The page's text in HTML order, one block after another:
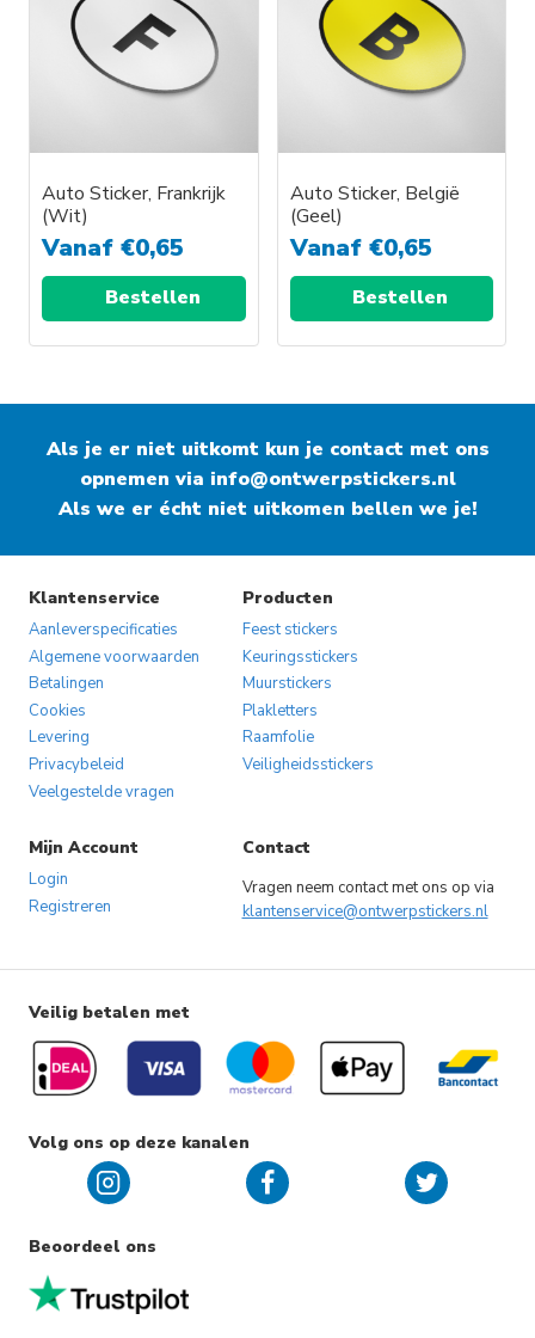
Auto Sticker, Frankrijk
(Wit)
Vanaf €0,65
Bestellen
Auto Sticker, België
(Geel)
Vanaf €0,65
Bestellen
Als je er niet uitkomt kun je contact met ons
opnemen via info@ontwerpstickers.nl
Als we er écht niet uitkomen bellen we je!
Klantenservice
Aanleverspecificaties
Algemene voorwaarden
Betalingen
Cookies
Levering
Privacybeleid
Veelgestelde vragen
Producten
Feest stickers
Keuringsstickers
Muurstickers
Plakletters
Raamfolie
Veiligheidsstickers
Mijn Account
Login
Registreren
Contact
Vragen neem contact met ons op via
klantenservice@ontwerpstickers.nl
Veilig betalen met
Volg ons op deze kanalen
Beoordeel ons